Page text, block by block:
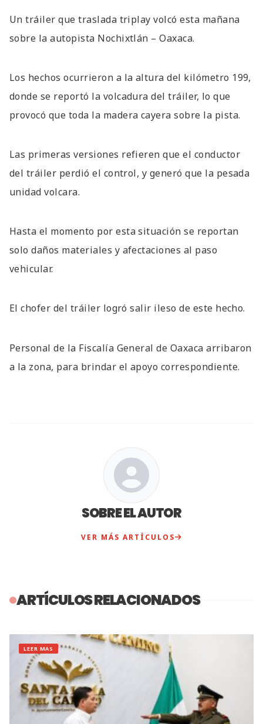
Un tráiler que traslada triplay volcó esta mañana
sobre la autopista Nochixtlán – Oaxaca.
Los hechos ocurrieron a la altura del kilómetro 199,
donde se reportó la volcadura del tráiler, lo que
provocó que toda la madera cayera sobre la pista.
Las primeras versiones refieren que el conductor
del tráiler perdió el control, y generó que la pesada
unidad volcara.
Hasta el momento por esta situación se reportan
solo daños materiales y afectaciones al paso
vehicular.
El chofer del tráiler logró salir ileso de este hecho.
Personal de la Fiscalía General de Oaxaca arribaron
a la zona, para brindar el apoyo correspondiente.
SOBRE EL AUTOR
VER MÁS ARTÍCULOS
ARTÍCULOS RELACIONADOS
LEER MAS